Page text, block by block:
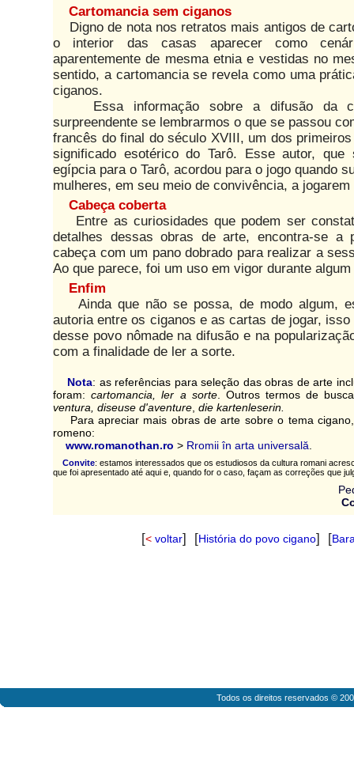
Cartomancia sem ciganos
Digno de nota nos retratos mais antigos de
o interior das casas aparecer como
aparentemente de mesma etnia e vestidas no
sentido, a cartomancia se revela como uma
ciganos.
Essa informação sobre a difusão da
surpreendente se lembrarmos o que se passou
francês do final do século XVIII, um dos
significado esotérico do Tarô. Esse autor, que
egípcia para o Tarô, acordou para o jogo quando
mulheres, em seu meio de convivência, a
Cabeça coberta
Entre as curiosidades que podem ser
detalhes dessas obras de arte, encontra-se a
cabeça com um pano dobrado para realizar a
Ao que parece, foi um uso em vigor durante
Enfim
Ainda que não se possa, de modo algum,
autoria entre os ciganos e as cartas de jogar, isso
desse povo nômade na difusão e na
com a finalidade de ler a sorte.
Nota: as referências para seleção das obras de arte
foram:cartomancia,ler a sorte. Outros termos de
ventura, diseuse d'aventure die kartenleserin.
Para apreciar mais obras de arte sobre o tema
romeno:
www.romanothan.ro > Rromii în arta universală
Convite: estamos interessados que os estudiosos da cultura romani
que foi apresentado até aqui e, quando for o caso, façam as correções que
[< voltar] [História do povo cigano] [
Todos os direitos reservados ©